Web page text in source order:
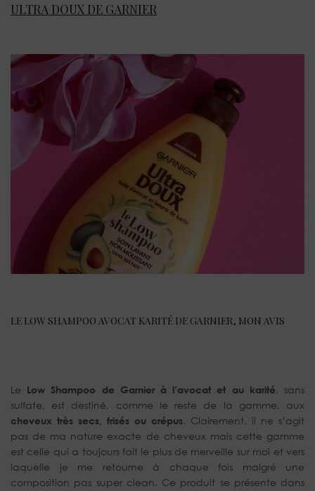
ULTRA DOUX DE GARNIER
LE LOW SHAMPOO AVOCAT KARITÉ DE GARNIER, MON AVIS
Le Low Shampoo de Garnier à l’avocat et au karité, sans
sulfate, est destiné, comme le reste de la gamme, aux
cheveux très secs, frisés ou crépus. Clairement, il ne s’agit
pas de ma nature exacte de cheveux mais cette gamme
est celle qui a toujours fait le plus de merveille sur moi et vers
laquelle je me retourne à chaque fois malgré une
composition pas super clean. Ce produit se présente dans